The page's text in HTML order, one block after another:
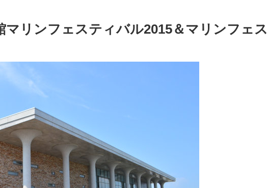
マリンフェスティバル2015＆マリンフェス